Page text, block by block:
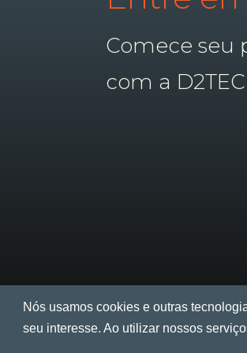
Comece seu
com a
Nós usamos cookies e outras
seu interesse. Ao utilizar nossos